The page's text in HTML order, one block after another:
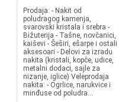
Prodaja: - Nakit od
poludragog kamenja,
svarovski kristala i srebra -
Bižuterija - Tašne, novčanici,
kaiševi - Šeširi, ešarpe i ostali
aksesoari - Delovi za izradu
nakita (kristali, kopče, udice,
metalni dodaci, sajle za
nizanje, iglice) Veleprodaja
nakita: - Ogrlice, narukvice i
minđuse od poludra...